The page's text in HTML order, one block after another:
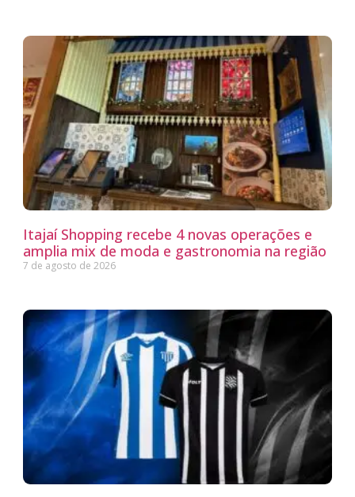
Itajaí Shopping recebe 4 novas operações e
amplia mix de moda e gastronomia na região
7 de agosto de 2026